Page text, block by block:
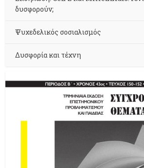
δυσφορούν;
Ψυχεδελικός σοσιαλισμός
Δυσφορία και τέχνη